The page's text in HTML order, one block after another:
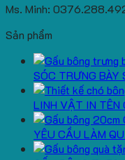
Ms. Minh:
Sản phẩm
SÓC TRƯNG BÀY
LINH VẬT IN TÊN
YÊU CẦU LÀM